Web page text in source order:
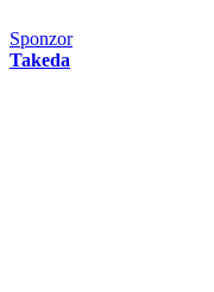
Sponzor
Takeda